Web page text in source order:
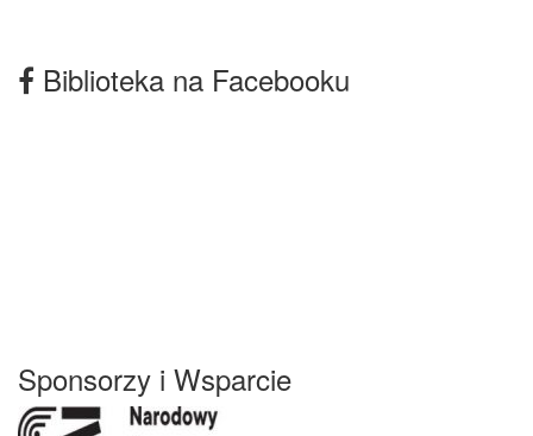
Biblioteka na Facebooku
Sponsorzy i Wsparcie